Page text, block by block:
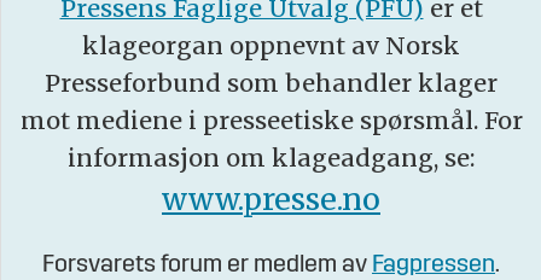
Pressens Faglige Utvalg (PFU) er et
klageorgan oppnevnt av Norsk
Presseforbund som behandler klager
mot mediene i presseetiske spørsmål. For
informasjon om klageadgang, se:
www.presse.no
Forsvarets forum er medlem av Fagpressen.